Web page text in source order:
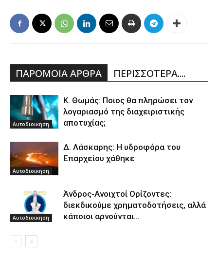
ΠΑΡΟΜΟΙΑ ΑΡΘΡΑ ΠΕΡΙΣΣΟΤΕΡΑ....
Αυτοδιοικηση
Κ. Θωμάς: Ποιος θα πληρώσει τον
λογαριασμό της διαχειριστικής
αποτυχίας;
Αυτοδιοικηση
Δ. Λάσκαρης: Η υδροφόρα του
Επαρχείου χάθηκε
Αυτοδιοικηση
Άνδρος-Ανοιχτοί Ορίζοντες:
διεκδικούμε χρηματοδοτήσεις, αλλά
κάποιοι αρνούνται…